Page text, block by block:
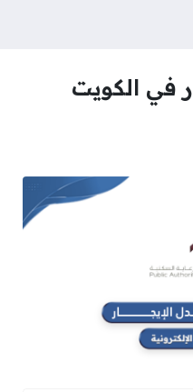
في الكويت